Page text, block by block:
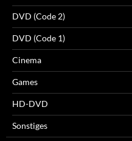
DVD (Code 2)
DVD (Code 1)
Cinema
Games
HD-DVD
Sonstiges